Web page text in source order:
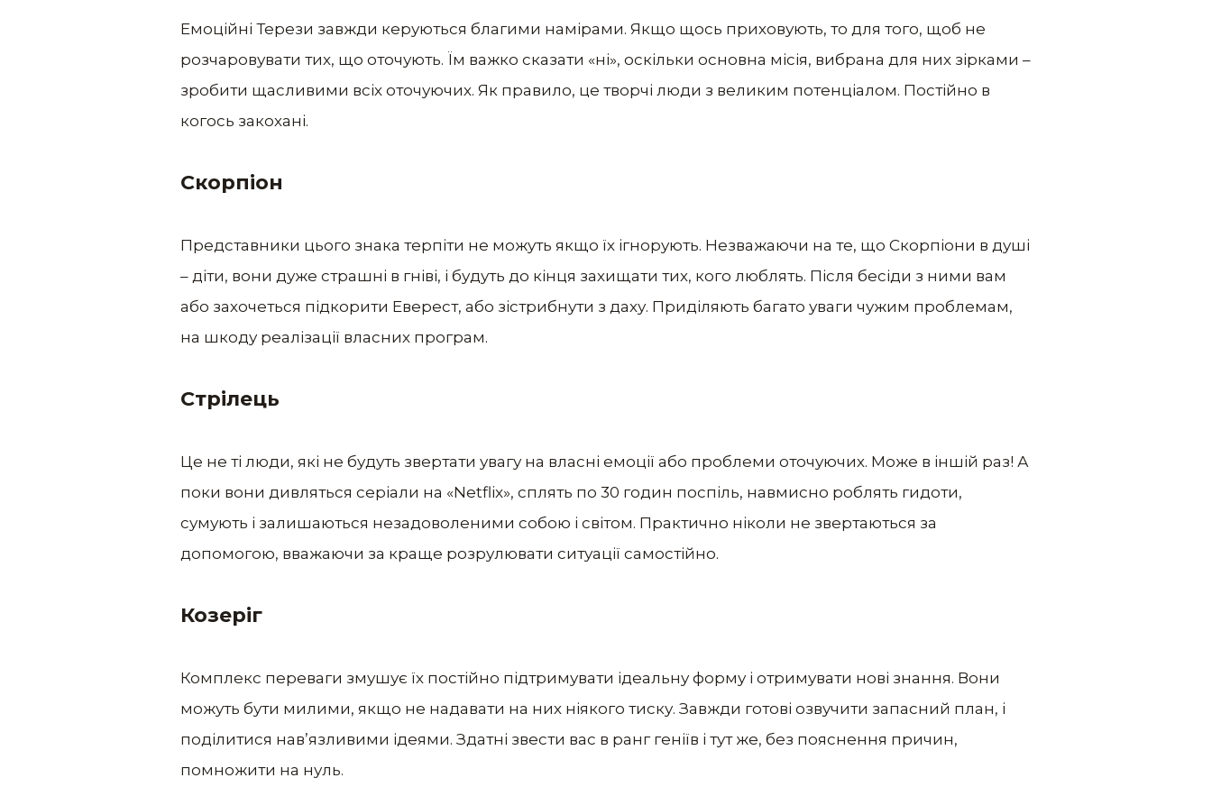
Емоційні Терези завжди керуються благими намірами. Якщо щось приховують, то для того, щоб не
розчаровувати тих, що оточують. Їм важко сказати «ні», оскільки основна місія, вибрана для них зірками –
зробити щасливими всіх оточуючих. Як правило, це творчі люди з великим потенціалом. Постійно в
когось закохані.
Скорпіон
Представники цього знака терпіти не можуть якщо їх ігнорують. Незважаючи на те, що Скорпіони в душі
– діти, вони дуже страшні в гніві, і будуть до кінця захищати тих, кого люблять. Після бесіди з ними вам
або захочеться підкорити Еверест, або зістрибнути з даху. Приділяють багато уваги чужим проблемам,
на шкоду реалізації власних програм.
Стрілець
Це не ті люди, які не будуть звертати увагу на власні емоції або проблеми оточуючих. Може в іншій раз! А
поки вони дивляться серіали на «Netflix», сплять по 30 годин поспіль, навмисно роблять гидоти,
сумують і залишаються незадоволеними собою і світом. Практично ніколи не звертаються за
допомогою, вважаючи за краще розрулювати ситуації самостійно.
Козеріг
Комплекс переваги змушує їх постійно підтримувати ідеальну форму і отримувати нові знання. Вони
можуть бути милими, якщо не надавати на них ніякого тиску. Завжди готові озвучити запасний план, і
поділитися нав’язливими ідеями. Здатні звести вас в ранг геніїв і тут же, без пояснення причин,
помножити на нуль.